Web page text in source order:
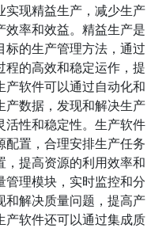
实现精益生产，减少生产
率和效益。精益生产是
的生产管理方法，通过
的高效和稳定运作，提
软件可以通过自动化和
产数据，发现和解决生产
活性和稳定性。生产软件
置，合理安排生产任务
提高资源的利用效率和
理模块，实时监控和分
和解决质量问题，提高产
产软件还可以通过集成质